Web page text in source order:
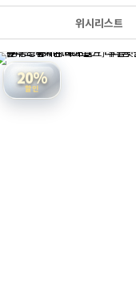
위시리스트
20%
할인